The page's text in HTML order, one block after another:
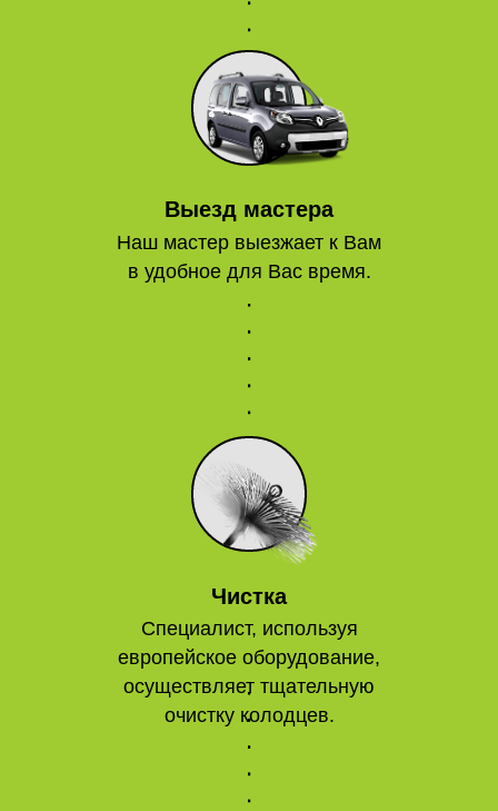
Выезд мастера
Наш мастер выезжает к Вам
в удобное для Вас время.
Чистка
Специалист, используя
европейское оборудование,
осуществляет тщательную
очистку колодцев.